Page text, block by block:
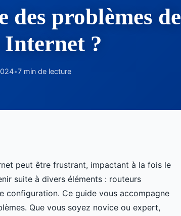
des problèmes de
Internet ?
•7 min de lecture
peut être frustrant, impactant à la fois le
suite à divers éléments : routeurs
configuration. Ce guide vous accompagne
Que vous soyez novice ou expert,